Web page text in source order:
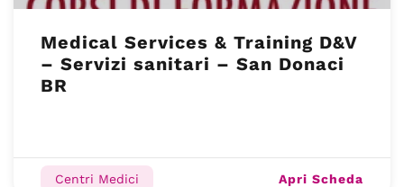
Medical Services & Training D&V
– Servizi sanitari – San Donaci
BR
Centri Medici Apri Scheda